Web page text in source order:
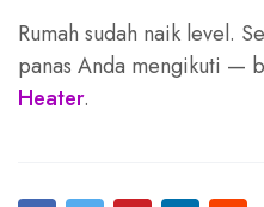
Rumah sudah naik level.
panas Anda mengikuti —
Heater.